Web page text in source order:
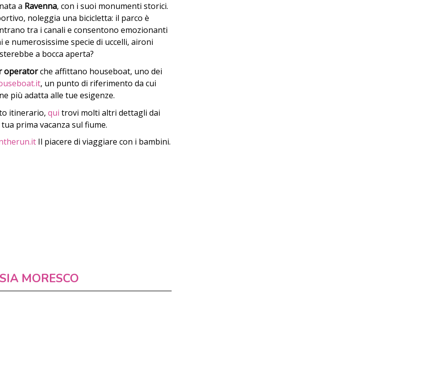
a Ravenna, con i suoi monumenti storici.
noleggia una bicicletta: il parco è
tra i canali e consentono emozionanti
numerosissime specie di uccelli, aironi
a bocca aperta?
operatorche affittano houseboat, uno dei
, un punto di riferimento da cui
più adatta alle tue esigenze.
itinerario, qui trovi molti altri dettagli dai
prima vacanza sul fiume.
Il piacere di viaggiare con i bambini.
MORESCO